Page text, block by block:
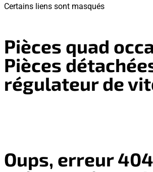
Certains liens sont masqués
Pièces quad
Pièces
régulateur de
Oups, erreur